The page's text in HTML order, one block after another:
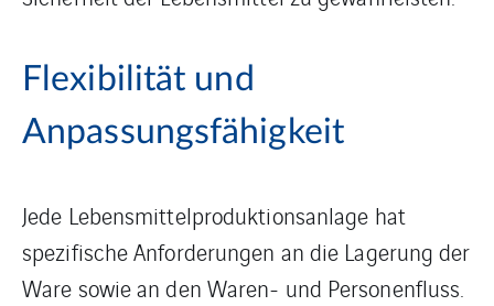
Flexibilität und
Anpassungsfähigkeit
Jede Lebensmittelproduktionsanlage hat
spezifische Anforderungen an die Lagerung der
Ware sowie an den Waren- und Personenfluss.